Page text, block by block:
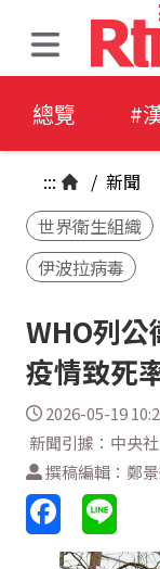
總覽 #
::: / 新聞
世界衛生組織
伊波拉病毒
WHO列公
疫情致死
2026-05-19
新聞引據：中央社
撰稿編輯：鄭